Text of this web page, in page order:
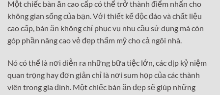
Một chiếc bàn ăn cao cấp có thể trở thành điểm nhấn cho
không gian sống của bạn. Với thiết kế độc đáo và chất liệu
cao cấp, bàn ăn không chỉ phục vụ nhu cầu sử dụng mà còn
góp phần nâng cao vẻ đẹp thẩm mỹ cho cả ngôi nhà.
Nó có thể là nơi diễn ra những bữa tiệc lớn, các dịp kỷ niệm
quan trọng hay đơn giản chỉ là nơi sum họp của các thành
viên trong gia đình. Một chiếc bàn ăn đẹp sẽ giúp những